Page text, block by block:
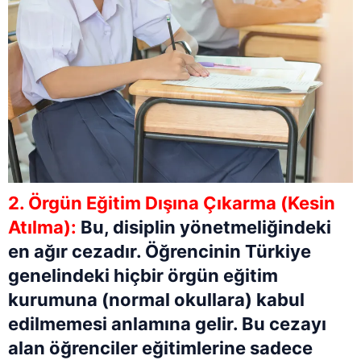
2. Örgün Eğitim Dışına Çıkarma (Kesin
Atılma): Bu, disiplin yönetmeliğindeki
en ağır cezadır. Öğrencinin Türkiye
genelindeki hiçbir örgün eğitim
kurumuna (normal okullara) kabul
edilmemesi anlamına gelir. Bu cezayı
alan öğrenciler eğitimlerine sadece